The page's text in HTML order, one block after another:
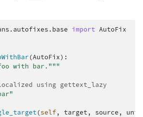
import AutoFix
(AutoFix):
with bar."""
using gettext_lazy
(self, target , source , unit